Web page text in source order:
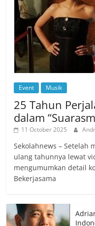
Event Musik
25 Tahun
dalam
11 October 2025
Sekolahnews – Setelah
ulang tahunnya lewat
mengumumkan detail
Bekerjasama